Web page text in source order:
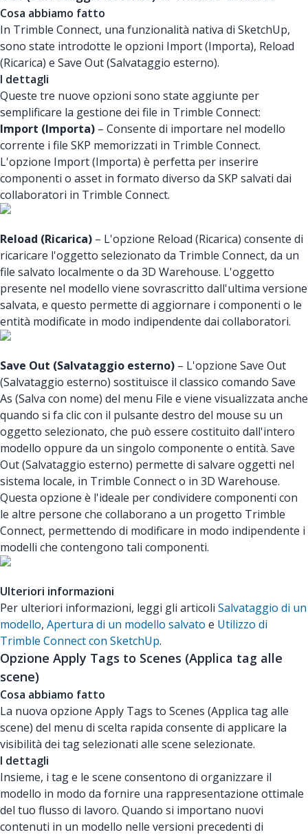
Cosa abbiamo fatto
In Trimble Connect, una funzionalità nativa di SketchUp,
sono state introdotte le opzioni Import (Importa), Reload
(Ricarica) e Save Out (Salvataggio esterno).
I dettagli
Queste tre nuove opzioni sono state aggiunte per
semplificare la gestione dei file in Trimble Connect:
Import (Importa) – Consente di importare nel modello
corrente i file SKP memorizzati in Trimble Connect.
L'opzione Import (Importa) è perfetta per inserire
componenti o asset in formato diverso da SKP salvati dai
collaboratori in Trimble Connect.
Reload (Ricarica) – L'opzione Reload (Ricarica) consente di
ricaricare l'oggetto selezionato da Trimble Connect, da un
file salvato localmente o da 3D Warehouse. L'oggetto
presente nel modello viene sovrascritto dall'ultima versione
salvata, e questo permette di aggiornare i componenti o le
entità modificate in modo indipendente dai collaboratori.
Save Out (Salvataggio esterno) – L'opzione Save Out
(Salvataggio esterno) sostituisce il classico comando Save
As (Salva con nome) del menu File e viene visualizzata anche
quando si fa clic con il pulsante destro del mouse su un
oggetto selezionato, che può essere costituito dall'intero
modello oppure da un singolo componente o entità. Save
Out (Salvataggio esterno) permette di salvare oggetti nel
sistema locale, in Trimble Connect o in 3D Warehouse.
Questa opzione è l'ideale per condividere componenti con
le altre persone che collaborano a un progetto Trimble
Connect, permettendo di modificare in modo indipendente i
modelli che contengono tali componenti.
Ulteriori informazioni
Per ulteriori informazioni, leggi gli articoli Salvataggio di un
modello, Apertura di un modello salvato e Utilizzo di
Trimble Connect con SketchUp.
Opzione Apply Tags to Scenes (Applica tag alle
scene)
Cosa abbiamo fatto
La nuova opzione Apply Tags to Scenes (Applica tag alle
scene) del menu di scelta rapida consente di applicare la
visibilità dei tag selezionati alle scene selezionate.
I dettagli
Insieme, i tag e le scene consentono di organizzare il
modello in modo da fornire una rappresentazione ottimale
del tuo flusso di lavoro. Quando si importano nuovi
contenuti in un modello nelle versioni precedenti di